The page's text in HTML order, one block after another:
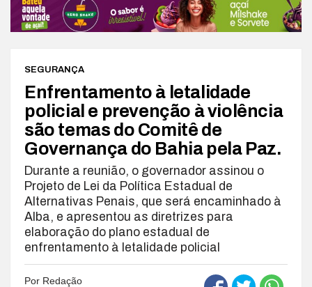
SEGURANÇA
Enfrentamento à letalidade
policial e prevenção à violência
são temas do Comitê de
Governança do Bahia pela Paz.
Durante a reunião, o governador assinou o
Projeto de Lei da Política Estadual de
Alternativas Penais, que será encaminhado à
Alba, e apresentou as diretrizes para
elaboração do plano estadual de
enfrentamento à letalidade policial
Por Redação